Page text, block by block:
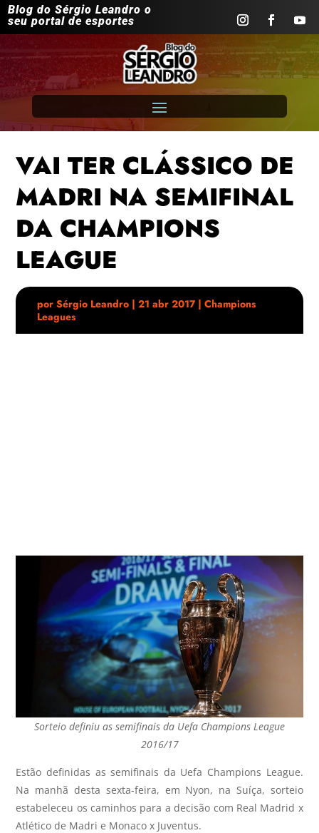
Blog do Sérgio Leandro o
seu portal de esportes
VAI TER CLÁSSICO DE
MADRI NA SEMIFINAL
DA CHAMPIONS
LEAGUE
porSérgio Leandro |21 abr 2017|Champions
Leagues
Sorteio definiu as semifinais da Uefa Champions League
2016/17
Estão definidas as semifinais da Uefa Champions League.
Na manhã desta sexta-feira, em Nyon, na Suíça, sorteio
estabeleceu os caminhos para a decisão com Real Madrid x
Atlético de Madri e Monaco x Juventus.